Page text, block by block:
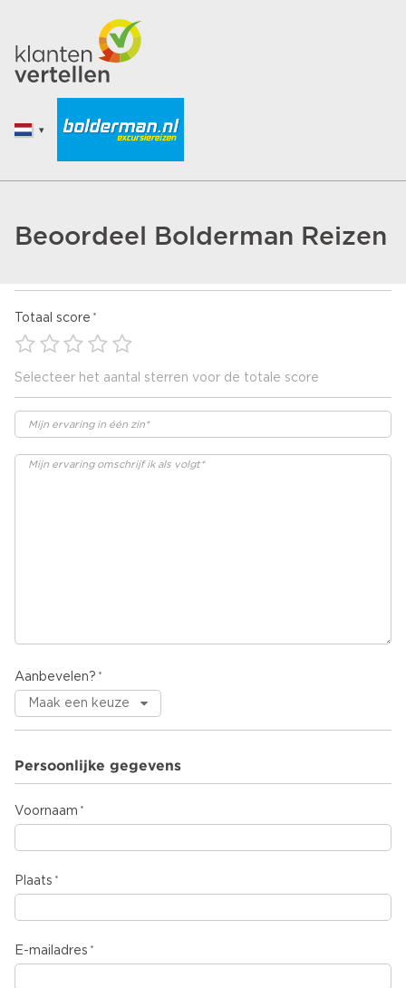
Beoordeel Bolderman Reizen
Totaal score
Selecteer het aantal sterren voor de totale score
Aanbevelen?
Persoonlijke gegevens
Voornaam
Plaats
E-mailadres